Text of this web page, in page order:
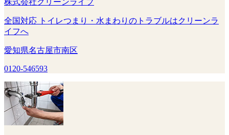
全国対応 トイレつまり・水まわりのトラブルはクリーンラ
イフへ
愛知県名古屋市南区
0120-546593